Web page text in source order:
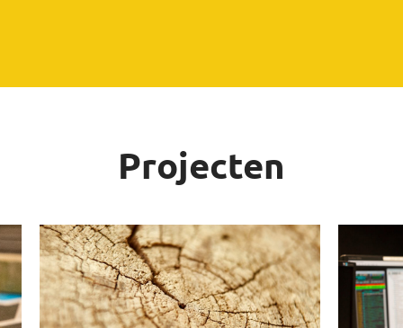
Projecten